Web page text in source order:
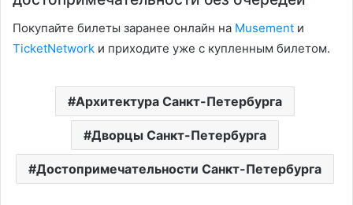
Покупайте билеты заранее онлайн на Musement и
TicketNetwork и приходите уже с купленным билетом.
Архитектура Санкт-Петербурга
Дворцы Санкт-Петербурга
Достопримечательности Санкт-Петербурга